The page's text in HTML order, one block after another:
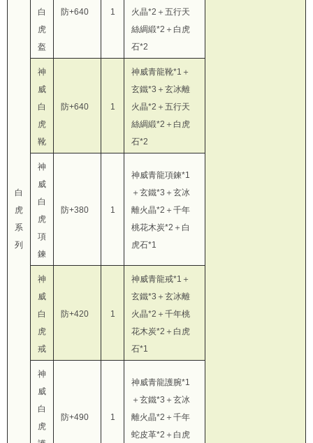
白
虎
系
列
白
虎
盔
防+640 1
火晶*2＋五行天
絲綢緞*2＋白虎
石*2
神
威
白
虎
靴
防+640 1
神威青龍靴*1＋
玄鐵*3＋玄冰離
火晶*2＋五行天
絲綢緞*2＋白虎
石*2
神
威
白
虎
項
鍊
防+380 1
神威青龍項鍊*1
＋玄鐵*3＋玄冰
離火晶*2＋千年
桃花木炭*2＋白
虎石*1
神
威
白
虎
戒
防+420 1
神威青龍戒*1＋
玄鐵*3＋玄冰離
火晶*2＋千年桃
花木炭*2＋白虎
石*1
神
威
白
虎
防+490 1
神威青龍護腕*1
＋玄鐵*3＋玄冰
離火晶*2＋千年
蛇皮革*2＋白虎